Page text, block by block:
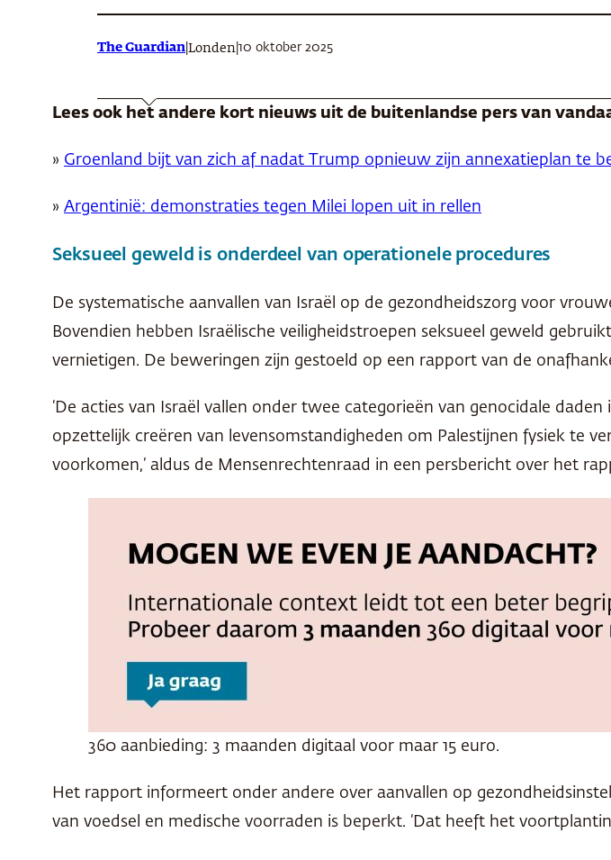
The Guardian Londen 10 oktober 2025
Lees ook het andere kort nieuws uit de buitenlandse pers van
» Groenland bijt van zich af nadat Trump opnieuw zijn annexatieplan te
» Argentinië: demonstraties tegen Milei lopen uit in rellen
Seksueel geweld is onderdeel van operationele procedures
De systematische aanvallen van Israël op de gezondheidszorg voor
Bovendien hebben Israëlische veiligheidstroepen seksueel geweld
vernietigen. De beweringen zijn gestoeld op een rapport van de
‘De acties van Israël vallen onder twee categorieën van genocidale
opzettelijk creëren van levensomstandigheden om Palestijnen fysiek te
voorkomen,’ aldus de Mensenrechtenraad in een persbericht over het
360 aanbieding: 3 maanden digitaal voor maar 15 euro.
Het rapport informeert onder andere over aanvallen op
van voedsel en medische voorraden is beperkt. ‘Dat heeft het